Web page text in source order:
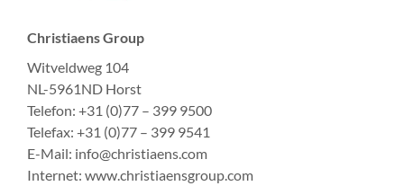
Christiaens Group
Witveldweg 104
NL-5961ND Horst
Telefon: +31 (0)77 – 399 9500
Telefax: +31 (0)77 – 399 9541
E-Mail: info@christiaens.com
Internet: www.christiaensgroup.com